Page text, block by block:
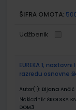
ŠIFRA OMOTA:
Udžbenik
EUREKA 1;
razredu osnovne
Autor(i): Dijana Ančić
Nakladnik: ŠKOLSKA
DOM3